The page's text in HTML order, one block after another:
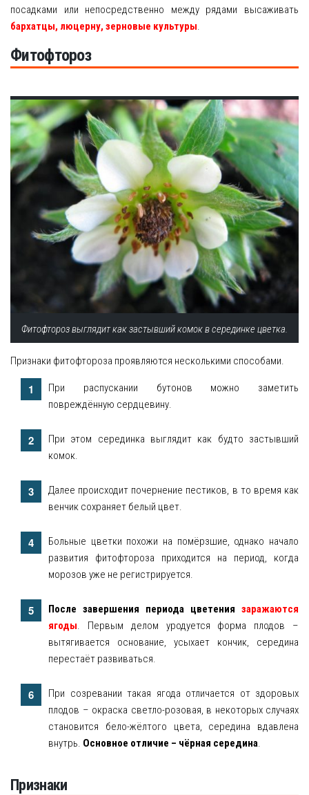
посадками или непосредственно между рядами высаживать
бархатцы, люцерну, зерновые культуры.
Фитофтороз
Фитофтороз выглядит как застывший комок в серединке цветка.
Признаки фитофтороза проявляются несколькими способами.
При распускании бутонов можно заметить
повреждённую сердцевину.
При этом серединка выглядит как будто застывший
комок.
Далее происходит почернение пестиков, в то время как
венчик сохраняет белый цвет.
Больные цветки похожи на помёрзшие, однако начало
развития фитофтороза приходится на период, когда
морозов уже не регистрируется.
После завершения периода цветения заражаются
ягоды. Первым делом уродуется форма плодов –
вытягивается основание, усыхает кончик, середина
перестаёт развиваться.
При созревании такая ягода отличается от здоровых
плодов – окраска светло-розовая, в некоторых случаях
становится бело-жёлтого цвета, середина вдавлена
внутрь. Основное отличие – чёрная середина.
Признаки